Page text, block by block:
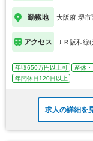
勤務地 大阪府 堺市
アクセス ＪＲ阪和
年収650万円以上可 産休
年間休日120日以上
求人の詳細を